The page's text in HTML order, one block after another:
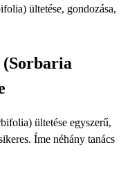
ültetése, gondozása,
(Sorbaria
ültetése egyszerű,
Íme néhány tanács